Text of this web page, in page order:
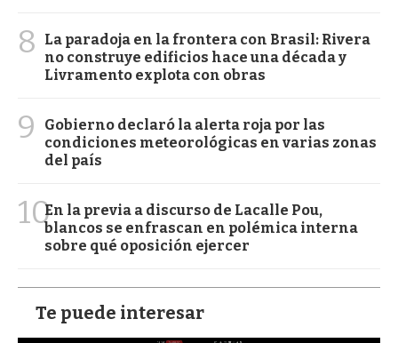
8
La paradoja en la frontera con Brasil: Rivera
no construye edificios hace una década y
Livramento explota con obras
9
Gobierno declaró la alerta roja por las
condiciones meteorológicas en varias zonas
del país
10En la previa a discurso de Lacalle Pou,
blancos se enfrascan en polémica interna
sobre qué oposición ejercer
Te puede interesar